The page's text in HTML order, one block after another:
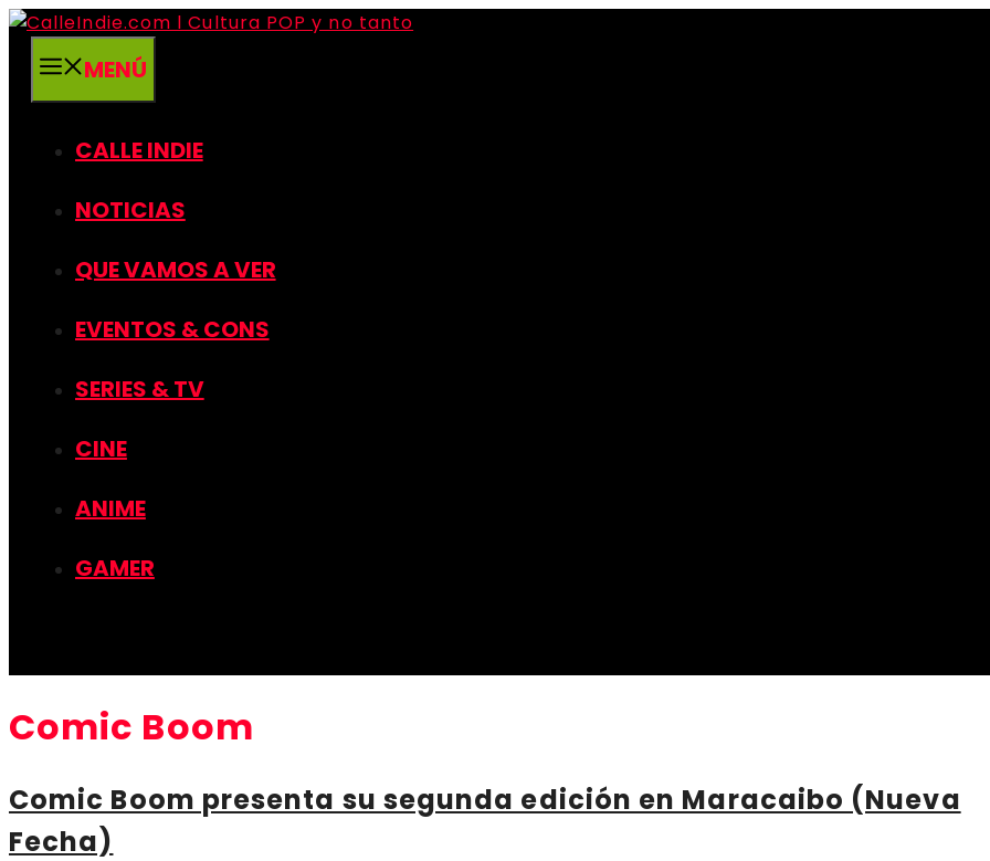
Saltar
contenidoMENÚ
CALLE INDIE
NOTICIAS
QUE VAMOS A VER
EVENTOS & CONS
SERIES & TV
CINE
ANIME
GAMER
Comic Boom
Comic Boom presenta su segunda edición en Maracaibo (Nueva
Fecha)